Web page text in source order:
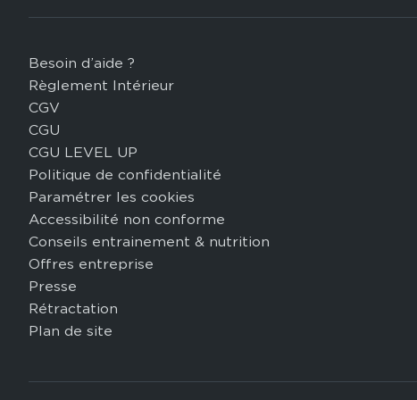
Footer
legal
Besoin d’aide ?
Règlement Intérieur
CGV
CGU
CGU LEVEL UP
Politique de confidentialité
Paramétrer les cookies
Accessibilité non conforme
Conseils entrainement & nutrition
Offres entreprise
Presse
Rétractation
Plan de site